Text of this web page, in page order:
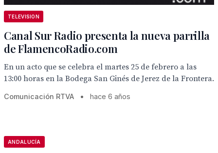
TELEVISION
Canal Sur Radio presenta la nueva parrilla
de FlamencoRadio.com
En un acto que se celebra el martes 25 de febrero a las
13:00 horas en la Bodega San Ginés de Jerez de la Frontera.
Comunicación RTVA • hace 6 años
ANDALUCÍA